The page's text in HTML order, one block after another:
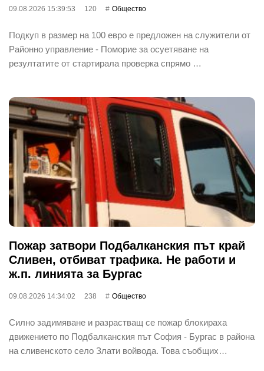
09.08.2026 15:39:53 120 Общество
Подкуп в размер на 100 евро е предложен на служители от
Районно управление - Поморие за осуетяване на
резултатите от стартирала проверка спрямо …
Пожар затвори Подбалканския път край
Сливен, отбиват трафика. Не работи и
ж.п. линията за Бургас
09.08.2026 14:34:02 238 Общество
Силно задимяване и разрастващ се пожар блокираха
движението по Подбалканския път София - Бургас в района
на сливенското село Злати войвода. Това съобщих…